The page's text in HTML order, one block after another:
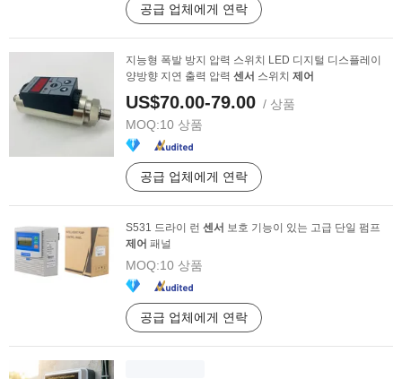
공급 업체에게 연락
지능형 폭발 방지 압력 스위치 LED 디지털 디스플레이
양방향 지연 출력 압력 센서 스위치 제어
US$70.00-79.00 / 상품
MOQ:10 상품
공급 업체에게 연락
S531 드라이 런 센서 보호 기능이 있는 고급 단일 펌프
제어 패널
MOQ:10 상품
공급 업체에게 연락